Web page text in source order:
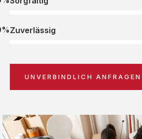
Zuverlässig
UNVERBINDLICH ANFRAGEN